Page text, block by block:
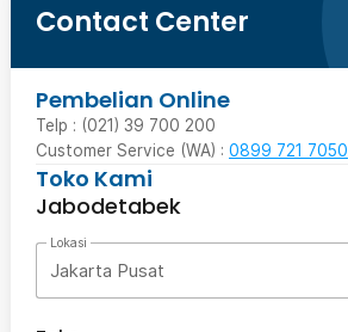
Contact Center
Pembelian Online
Telp : (021) 39 700 200
Customer Service (WA) : 0899 721 7050
Toko Kami
Jabodetabek
Lokasi
Jakarta Pusat